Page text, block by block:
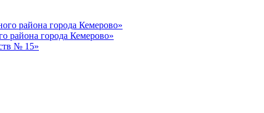
района города Кемерово»
района города Кемерово»
№ 15»